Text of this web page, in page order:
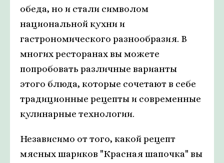
обеда, но и стали символом
национальной кухни и
гастрономического разнообразия. В
многих ресторанах вы можете
попробовать различные варианты
этого блюда, которые сочетают в себе
традиционные рецепты и современные
кулинарные технологии.
Независимо от того, какой рецепт
мясных шариков "Красная шапочка" вы